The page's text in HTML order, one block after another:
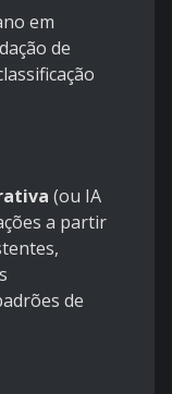
em
de
(ou IA
a partir
de